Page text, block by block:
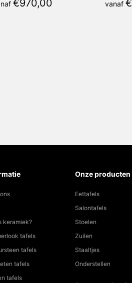
€970,00 vanaf €
keramiek?
tafels
tafels
tafels
tafels
Onze producten
Eettafels
Salontafels
Stoelen
Zuilen
Staaltjes
Onderstellen